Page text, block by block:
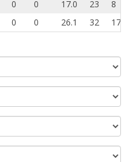
0 0 17.0 23
8
0 0 26.1 32 17